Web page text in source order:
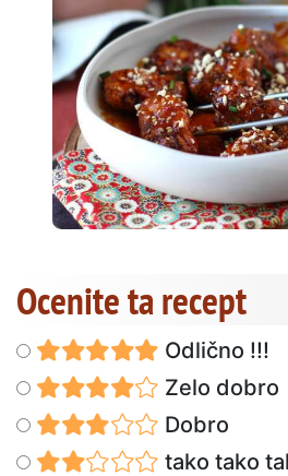
Ocenite ta recept
Odlično !!!
Zelo dobro
Dobro
tako tako